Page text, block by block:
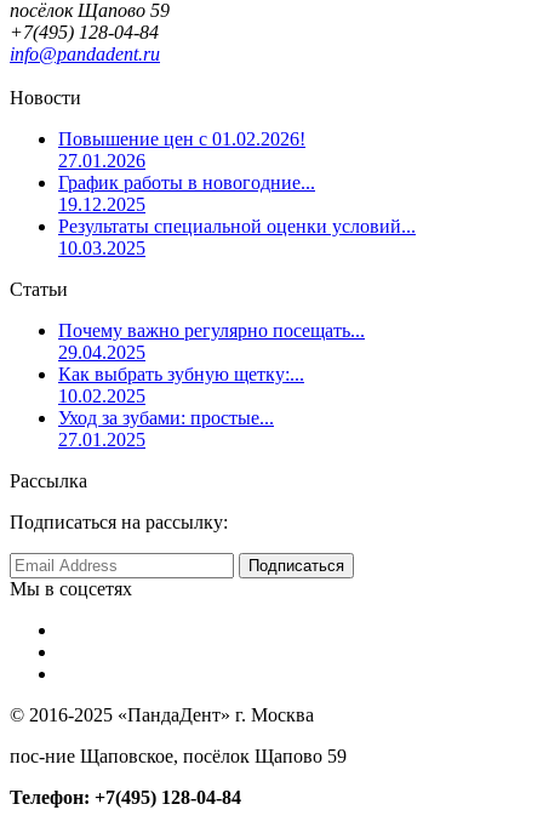
посёлок Щапово 59
+7(495) 128-04-84
info@pandadent.ru
Новости
Повышение цен с 01.02.2026!
27.01.2026
График работы в новогодние...
19.12.2025
Результаты специальной оценки условий...
10.03.2025
Статьи
Почему важно регулярно посещать...
29.04.2025
Как выбрать зубную щетку:...
10.02.2025
Уход за зубами: простые...
27.01.2025
Рассылка
Подписаться на рассылку:
Мы в соцсетях
© 2016-2025 «ПандаДент» г. Москва
пос-ние Щаповское, посёлок Щапово 59
Телефон: +7(495) 128-04-84